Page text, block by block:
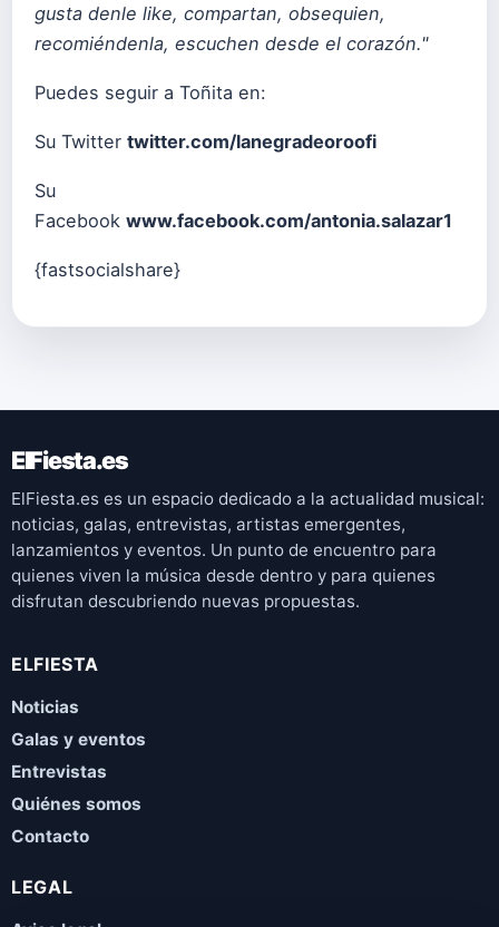
gusta denle like, compartan, obsequien,
recomiéndenla, escuchen desde el corazón."
Puedes seguir a Toñita en:
Su Twitter twitter.com/lanegradeoroofi
Su
Facebook www.facebook.com/antonia.salazar1
{fastsocialshare}
ElFiesta.es
ElFiesta.es es un espacio dedicado a la actualidad musical:
noticias, galas, entrevistas, artistas emergentes,
lanzamientos y eventos. Un punto de encuentro para
quienes viven la música desde dentro y para quienes
disfrutan descubriendo nuevas propuestas.
ELFIESTA
Noticias
Galas y eventos
Entrevistas
Quiénes somos
Contacto
LEGAL